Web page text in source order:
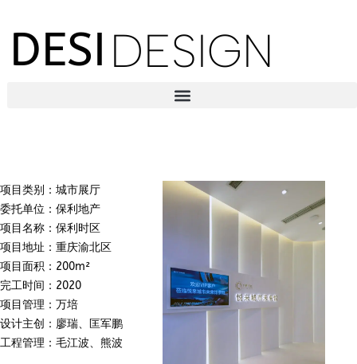
DESI DESIGN
项目类别：城市展厅
委托单位：保利地产
项目名称：保利时区
项目地址：重庆渝北区
项目面积：200m²
完工时间：2020
项目管理：万培
设计主创：廖瑞、匡军鹏
工程管理：毛江波、熊波